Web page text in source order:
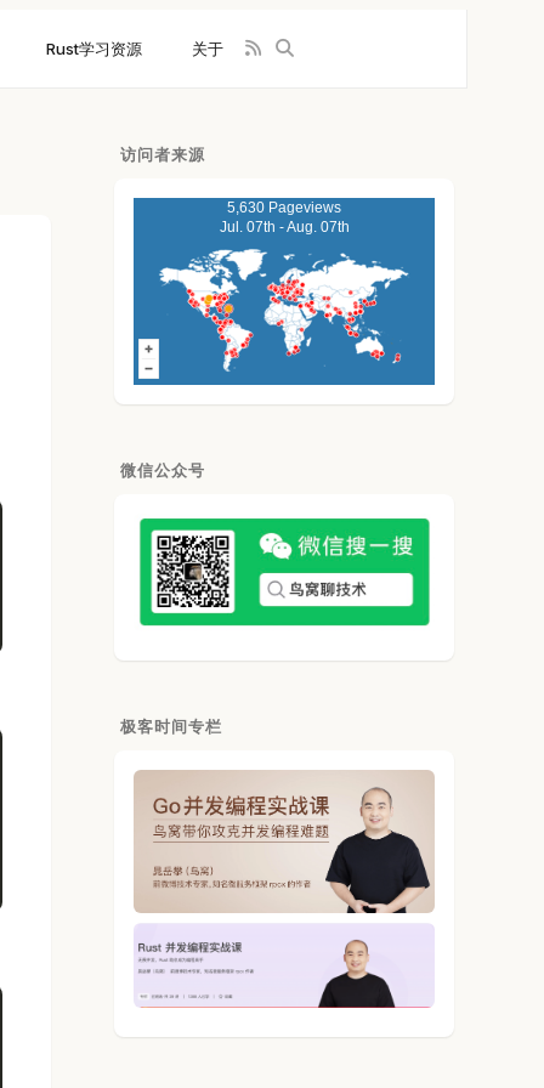
Rust学习资源 关于
访问者来源
5,630 Pageviews
Jul. 07th - Aug. 07th
微信公众号
极客时间专栏